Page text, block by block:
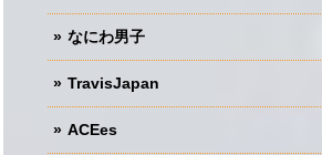
なにわ男子
TravisJapan
ACEes